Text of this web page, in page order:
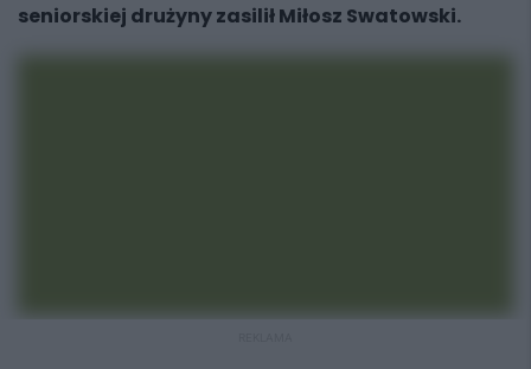
seniorskiej drużyny zasilił Miłosz Swatowski.